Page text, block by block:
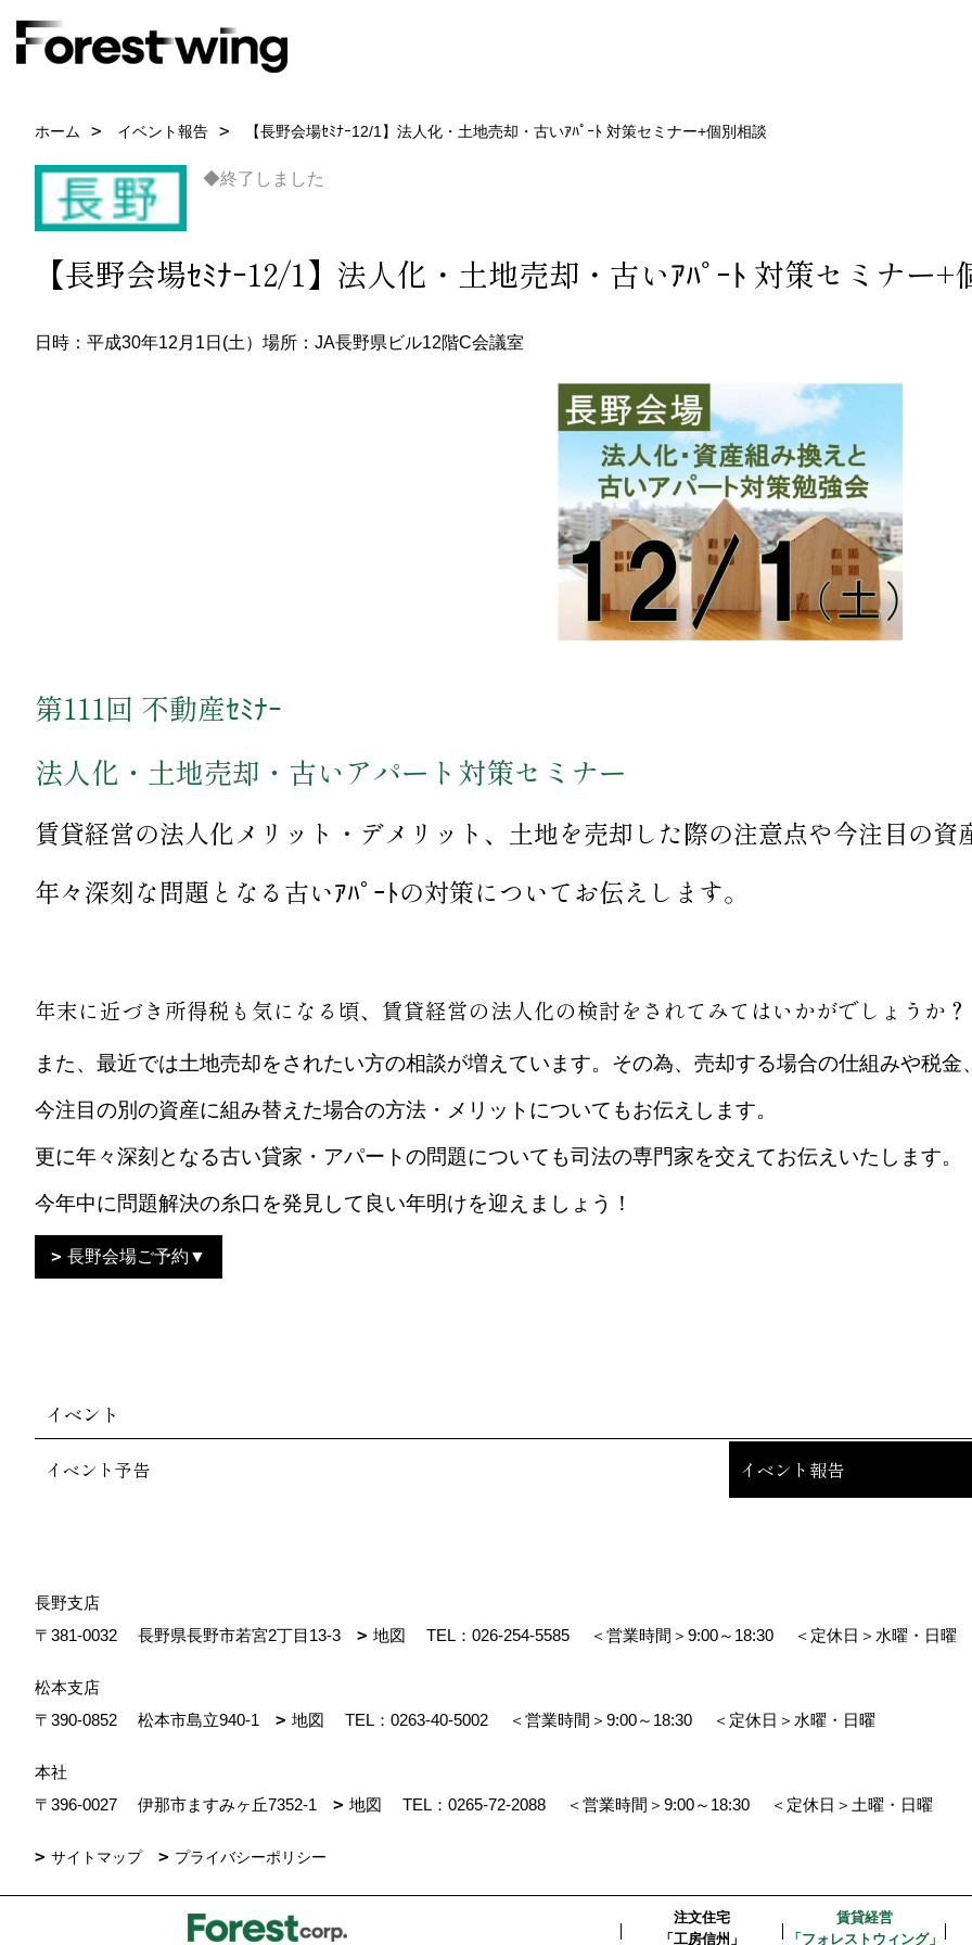
ホーム イベント報告 【長野会場ｾﾐﾅｰ12/1】法人化・土地売却・古いｱﾊﾟｰﾄ 対策セミナー+個別相談
◆終了しました
【長野会場ｾﾐﾅｰ12/1】法人化・土地売却・古いｱﾊﾟｰﾄ 対策セミナー+
日時：平成30年12月1日(土） 場所：JA長野県ビル12階C会議室
第111回 不動産ｾﾐﾅｰ
法人化・土地売却・古いアパート対策セミナー
賃貸経営の法人化メリット・デメリット、土地を売却した際の注意点や今注目の資
年々深刻な問題となる古いｱﾊﾟｰﾄの対策についてお伝えします。
年末に近づき所得税も気になる頃、賃貸経営の法人化の検討をされてみてはいかがでしょうか？
また、最近では土地売却をされたい方の相談が増えています。その為、売却する場合の仕組みや税金、
今注目の別の資産に組み替えた場合の方法・メリットについてもお伝えします。
更に年々深刻となる古い貸家・アパートの問題についても司法の専門家を交えてお伝えいたします。
今年中に問題解決の糸口を発見して良い年明けを迎えましょう！
長野会場ご予約▼
イベント
イベント予告 イベント報告
長野支店
〒381-0032
長野県長野市若宮2丁目13-3 地図 TEL： 026-254-5585 ＜営業時間＞9:00～18:30 ＜定休日＞水曜・日曜
松本支店
〒390-0852
松本市島立940-1 地図 TEL： 0263-40-5002 ＜営業時間＞9:00～18:30 ＜定休日＞水曜・日曜
本社
〒396-0027
伊那市ますみヶ丘7352-1 地図 TEL： 0265-72-2088 ＜営業時間＞9:00～18:30 ＜定休日＞土曜・日曜
サイトマップ プライバシーポリシー
注文住宅
「工房信州」
賃貸経営
「フォレストウィング」